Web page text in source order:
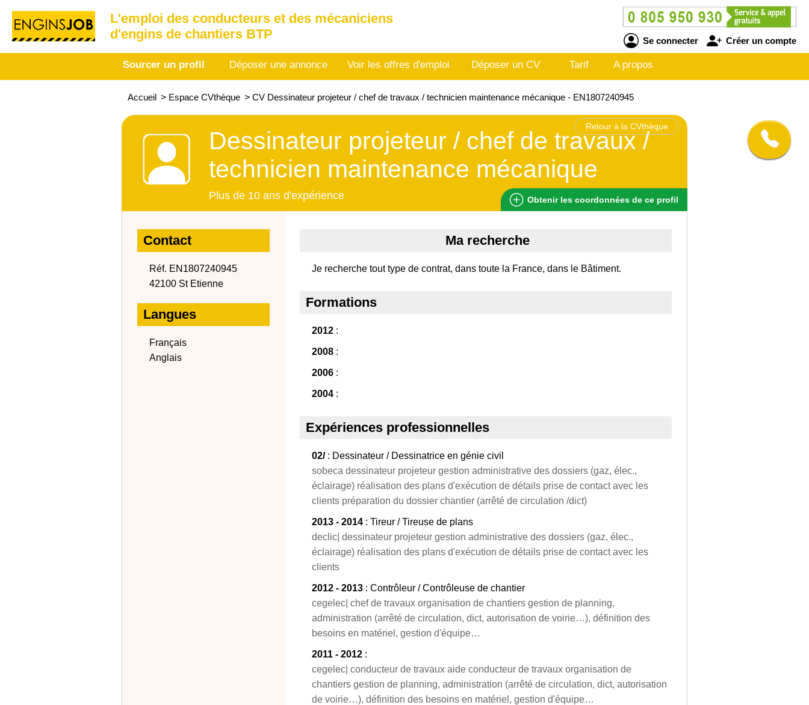
L'emploi des conducteurs et des mécaniciens
d'engins de chantiers BTP
Se connecter Créer un compte
Sourcer un profil Déposer une annonce Voir les offres d'emploi Déposer un CV Tarif A propos
Accueil > Espace CVthèque > CV Dessinateur projeteur / chef de travaux / technicien maintenance mécanique - EN1807240945
Retour à la CVthèque
Dessinateur projeteur / chef de travaux /
technicien maintenance mécanique
Plus de 10 ans d'expérience Obtenir les coordonnées de ce profil
Contact
Réf. EN1807240945
42100 St Etienne
Langues
Français
Anglais
Ma recherche
Je recherche tout type de contrat, dans toute la France, dans le Bâtiment.
Formations
2012 :
2008 :
2006 :
2004 :
Expériences professionnelles
02/: Dessinateur / Dessinatrice en génie civil
sobeca dessinateur projeteur gestion administrative des dossiers (gaz, élec.,
éclairage) réalisation des plans d'exécution de détails prise de contact avec les
clients préparation du dossier chantier (arrêté de circulation /dict)
2013 - 2014 : Tireur / Tireuse de plans
declic| dessinateur projeteur gestion administrative des dossiers (gaz, élec.,
éclairage) réalisation des plans d'exécution de détails prise de contact avec les
clients
2012 - 2013 : Contrôleur / Contrôleuse de chantier
cegelec| chef de travaux organisation de chantiers gestion de planning,
administration (arrêté de circulation, dict, autorisation de voirie…), définition des
besoins en matériel, gestion d'équipe…
2011 - 2012 :
cegelec| conducteur de travaux aide conducteur de travaux organisation de
chantiers gestion de planning, administration (arrêté de circulation, dict, autorisation
de voirie…), définition des besoins en matériel, gestion d'équipe…